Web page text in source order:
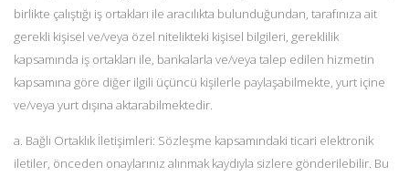
birlikte çalıştığı iş ortakları ile aracılıkta bulunduğundan, tarafınıza ait
gerekli kişisel ve/veya özel nitelikteki kişisel bilgileri, gereklilik
kapsamında iş ortakları ile, bankalarla ve/veya talep edilen hizmetin
kapsamına göre diğer ilgili üçüncü kişilerle paylaşabilmekte, yurt içine
ve/veya yurt dışına aktarabilmektedir.
a. Bağlı Ortaklık İletişimleri: Sözleşme kapsamındaki ticari elektronik
iletiler, önceden onaylarınız alınmak kaydıyla sizlere gönderilebilir. Bu